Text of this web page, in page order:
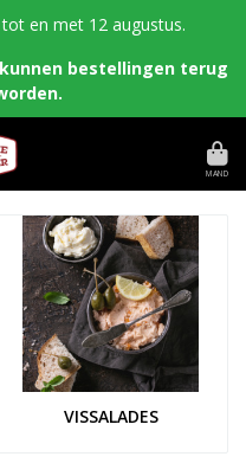
en met 12 augustus.
bestellingen terug
MAND
VISSALADES